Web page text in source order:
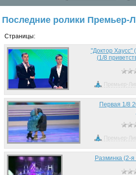
Последние ролики Премьер-
Страницы:
"Доктор Хаусс"
(1/8
Премьер-
Первая 1/8
Премьер-
Разминка (2-